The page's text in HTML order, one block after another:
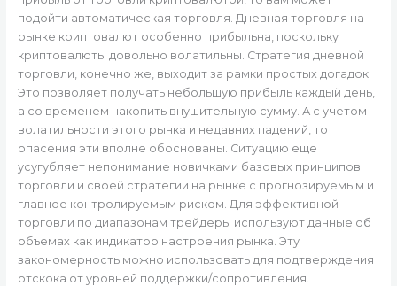
подойти автоматическая торговля. Дневная торговля на
рынке криптовалют особенно прибыльна, поскольку
криптовалюты довольно волатильны. Стратегия дневной
торговли, конечно же, выходит за рамки простых догадок.
Это позволяет получать небольшую прибыль каждый день,
а со временем накопить внушительную сумму. А с учетом
волатильности этого рынка и недавних падений, то
опасения эти вполне обоснованы. Ситуацию еще
усугубляет непонимание новичками базовых принципов
торговли и своей стратегии на рынке с прогнозируемым и
главное контролируемым риском. Для эффективной
торговли по диапазонам трейдеры используют данные об
объемах как индикатор настроения рынка. Эту
закономерность можно использовать для подтверждения
отскока от уровней поддержки/сопротивления.